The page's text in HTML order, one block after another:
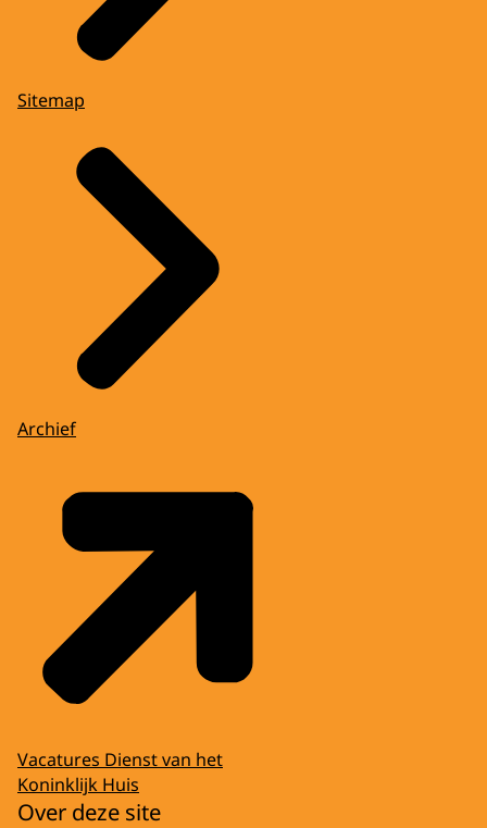
Sitemap
Archief
Vacatures Dienst van het
Koninklijk Huis
Over deze site